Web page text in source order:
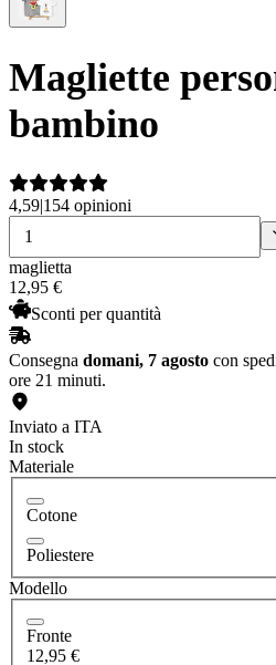
Magliette
bambino
4,59|154 opinioni
maglietta
12,95 €
Sconti per quantità
Consegna domani, 7 agosto con
ore 21 minuti.
Inviato a ITA
In stock
Materiale
Cotone
Poliestere
Modello
Fronte
12,95 €